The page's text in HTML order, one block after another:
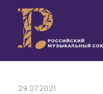
29.07.2021